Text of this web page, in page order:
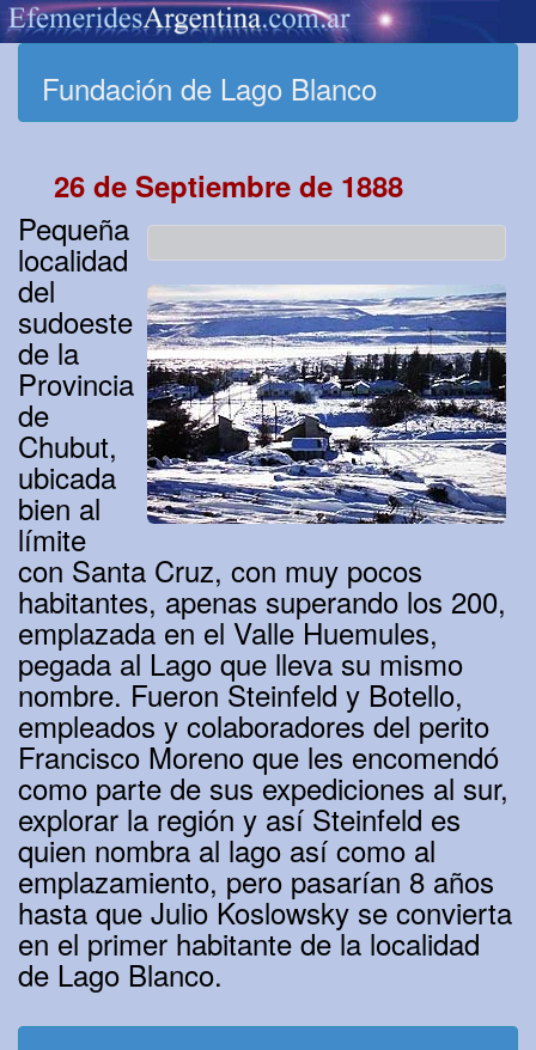
Fundación de Lago Blanco
26 de Septiembre de 1888
Pequeña
localidad
del
sudoeste
de la
Provincia
de
Chubut,
ubicada
bien al
límite
con Santa Cruz, con muy pocos
habitantes, apenas superando los 200,
emplazada en el Valle Huemules,
pegada al Lago que lleva su mismo
nombre. Fueron Steinfeld y Botello,
empleados y colaboradores del perito
Francisco Moreno que les encomendó
como parte de sus expediciones al sur,
explorar la región y así Steinfeld es
quien nombra al lago así como al
emplazamiento, pero pasarían 8 años
hasta que Julio Koslowsky se convierta
en el primer habitante de la localidad
de Lago Blanco.